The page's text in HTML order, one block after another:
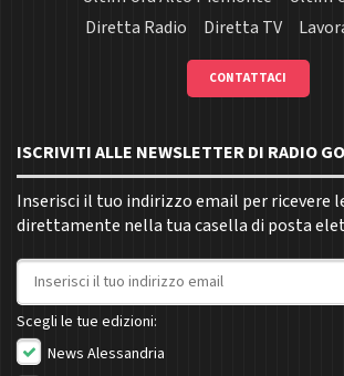
Diretta Radio
Diretta TV
CONTATTACI
ISCRIVITI ALLE NEWSLETTER DI RADIO
Inserisci il tuo indirizzo email per ricevere
direttamente nella tua casella di posta
Indirizzo email
Scegli le tue edizioni:
News Alessandria